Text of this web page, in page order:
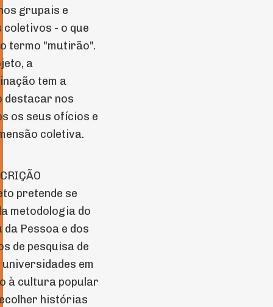
grupais e
- o que
termo "mutirão".
a
tem a
destacar nos
os seus ofícios e
coletiva.
pretende se
metodologia do
da Pessoa e dos
de pesquisa de
em
à cultura popular
histórias